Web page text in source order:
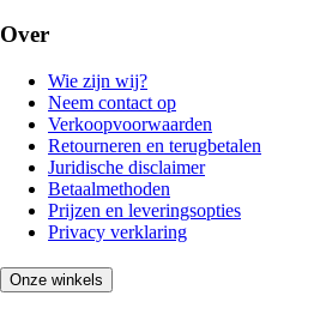
Over
Wie zijn wij?
Neem contact op
Verkoopvoorwaarden
Retourneren en terugbetalen
Juridische disclaimer
Betaalmethoden
Prijzen en leveringsopties
Privacy verklaring
Onze winkels